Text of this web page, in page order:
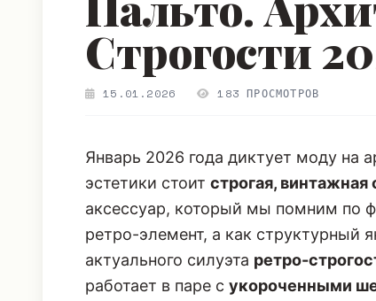
Строгости
15.01.2026 183 ПРОСМОТРОВ
Январь 2026 года диктует моду на
эстетики стоит строгая,
аксессуар, который мы помним по
ретро-элемент, а как структурный
актуального силуэта ретро-
работает в паре с укороченными